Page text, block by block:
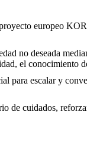
europeo
no deseada
el
para escalar y
cuidados,